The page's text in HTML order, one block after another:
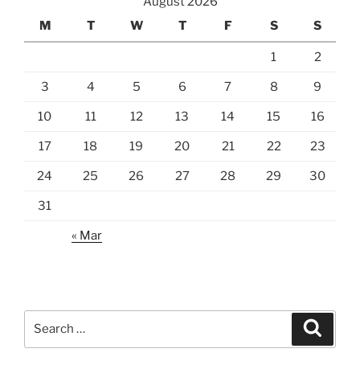
M
T W T F S S
1 2
3 4 5 6 7 8 9
10 11 12 13 14 15 16
17 18 19 20 21 22 23
24 25 26 27 28 29 30
31
« Mar